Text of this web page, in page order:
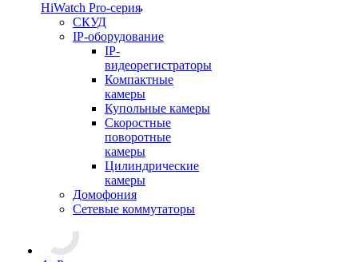
HiWatch Pro-серия
CКУД
IP-оборудование
IP-
видеорегистраторы
Компактные
камеры
Купольные камеры
Скоростные
поворотные
камеры
Цилиндрические
камеры
Домофония
Сетевые коммутаторы